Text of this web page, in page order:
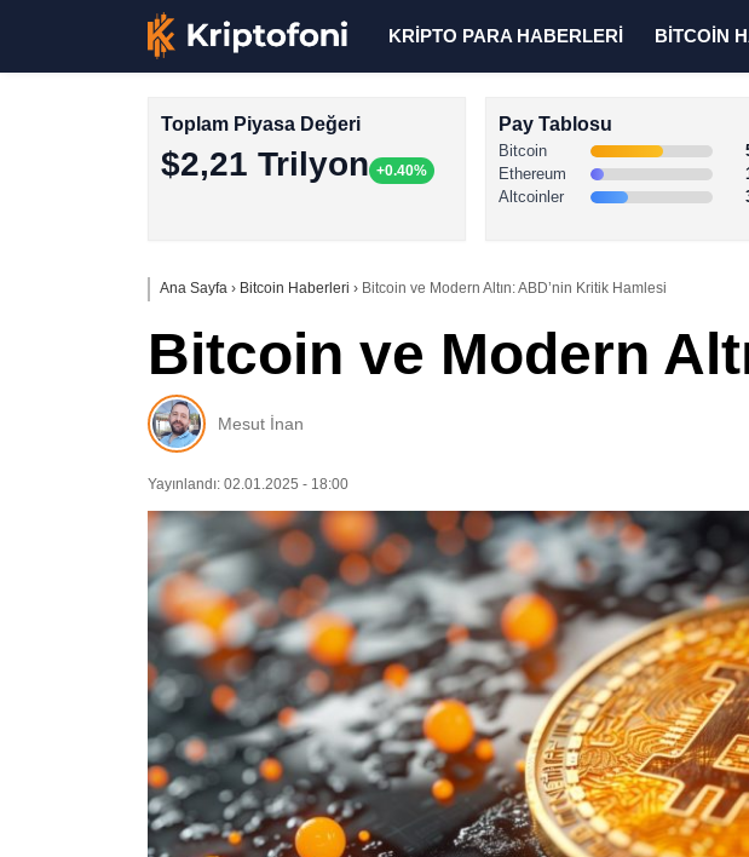
KRİPTO PARA HABERLERİ BİTCOİN
Toplam Piyasa Değeri
$2,21 Trilyon +0.40%
Pay Tablosu
Bitcoin
Ethereum
Altcoinler
Ana Sayfa › Bitcoin Haberleri › Bitcoin ve Modern Altın: ABD’nin Kritik Hamlesi
Bitcoin ve Modern
Mesut İnan
Yayınlandı: 02.01.2025 - 18:00